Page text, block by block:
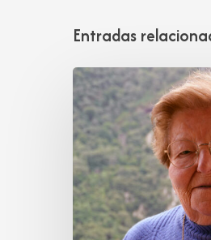
Entradas
Antonia
Allende
Escudero